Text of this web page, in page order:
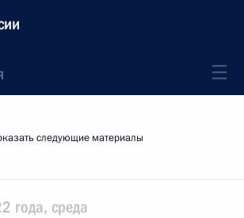
следующие материалы
года, среда